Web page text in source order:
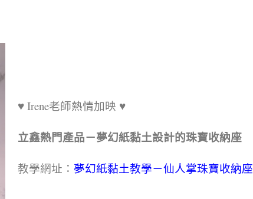
♥ Irene老師熱情加映 ♥
立鑫熱門產品－夢幻紙黏土設計的珠寶收納座
教學網址： 夢幻紙黏土教學－仙人掌珠寶收納座